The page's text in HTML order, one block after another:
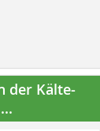
der Kälte-